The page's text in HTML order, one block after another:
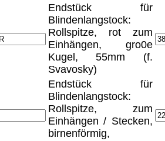
Endstück für
Blindenlangstock:
Rollspitze, rot zum
Einhängen, gro0e
Kugel, 55mm (f.
Svavosky)
Endstück für
Blindenlangstock:
Rollspitze, zum
Einhängen / Stecken,
birnenförmig,